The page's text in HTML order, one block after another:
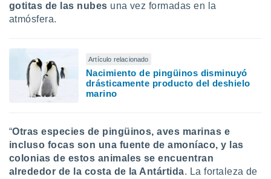
publicidad
gotitas de las nubes una vez formadas en la
atmósfera.
Artículo relacionado
Nacimiento de pingüinos disminuyó
drásticamente producto del deshielo
marino
“Otras especies de pingüinos, aves marinas e
incluso focas son una fuente de amoníaco, y las
colonias de estos animales se encuentran
alrededor de la costa de la Antártida. La fortaleza de